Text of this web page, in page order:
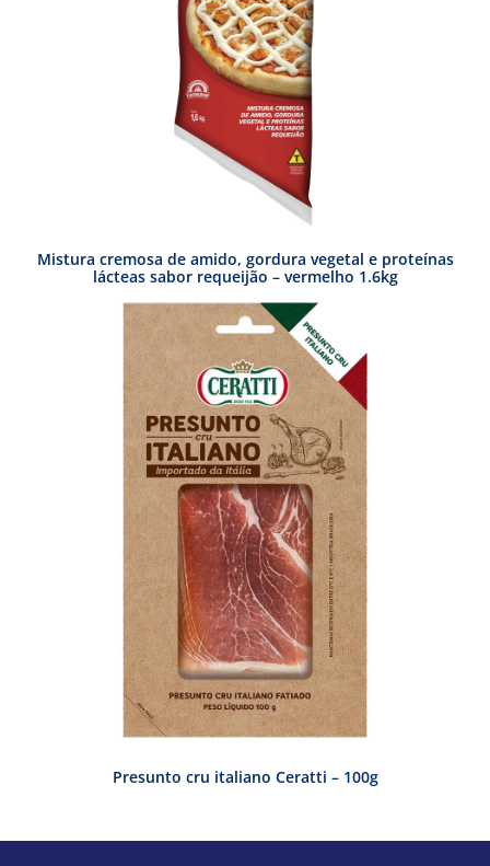
Mistura cremosa de amido, gordura vegetal e proteínas
lácteas sabor requeijão – vermelho 1.6kg
Presunto cru italiano Ceratti – 100g